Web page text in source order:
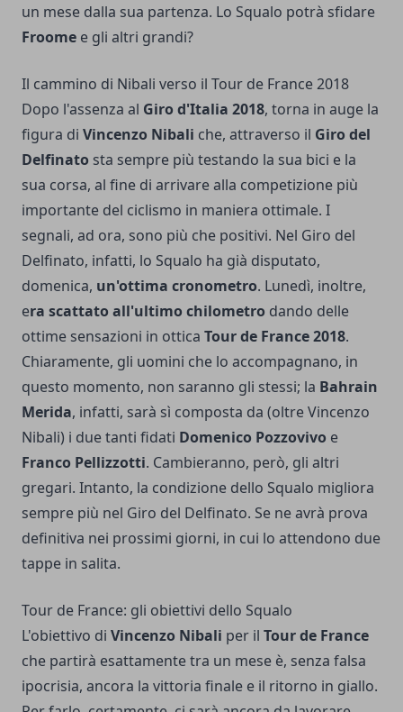
un mese dalla sua partenza. Lo Squalo potrà sfidare
Froome e gli altri grandi?
Il cammino di Nibali verso il Tour de France 2018
Dopo l'assenza al Giro d'Italia 2018, torna in auge la
figura di Vincenzo Nibali che, attraverso il Giro del
Delfinato sta sempre più testando la sua bici e la
sua corsa, al fine di arrivare alla competizione più
importante del ciclismo in maniera ottimale. I
segnali, ad ora, sono più che positivi. Nel Giro del
Delfinato, infatti, lo Squalo ha già disputato,
domenica, un'ottima cronometro. Lunedì, inoltre,
era scattato all'ultimo chilometro dando delle
ottime sensazioni in ottica Tour de France 2018.
Chiaramente, gli uomini che lo accompagnano, in
questo momento, non saranno gli stessi; la Bahrain
Merida, infatti, sarà sì composta da (oltre Vincenzo
Nibali) i due tanti fidati Domenico Pozzovivo e
Franco Pellizzotti. Cambieranno, però, gli altri
gregari. Intanto, la condizione dello Squalo migliora
sempre più nel Giro del Delfinato. Se ne avrà prova
definitiva nei prossimi giorni, in cui lo attendono due
tappe in salita.
Tour de France: gli obiettivi dello Squalo
L'obiettivo di Vincenzo Nibali per il Tour de France
che partirà esattamente tra un mese è, senza falsa
ipocrisia, ancora la vittoria finale e il ritorno in giallo.